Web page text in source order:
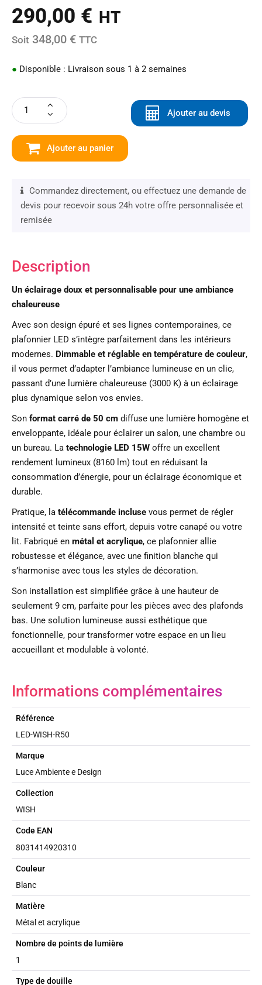
290,00 € HT
Soit 348,00 € TTC
● Disponible : Livraison sous 1 à 2 semaines
Ajouter au panier
Ajouter au devis
Commandez directement, ou effectuez une demande de
devis pour recevoir sous 24h votre offre personnalisée et
remisée
Description
Un éclairage doux et personnalisable pour une ambiance
chaleureuse
Avec son design épuré et ses lignes contemporaines, ce
plafonnier LED s’intègre parfaitement dans les intérieurs
modernes. Dimmable et réglable en température de couleur,
il vous permet d’adapter l’ambiance lumineuse en un clic,
passant d’une lumière chaleureuse (3000 K) à un éclairage
plus dynamique selon vos envies.
Son format carré de 50 cm diffuse une lumière homogène et
enveloppante, idéale pour éclairer un salon, une chambre ou
un bureau. La technologie LED 15W offre un excellent
rendement lumineux (8160 lm) tout en réduisant la
consommation d’énergie, pour un éclairage économique et
durable.
Pratique, la télécommande incluse vous permet de régler
intensité et teinte sans effort, depuis votre canapé ou votre
lit. Fabriqué en métal et acrylique, ce plafonnier allie
robustesse et élégance, avec une finition blanche qui
s’harmonise avec tous les styles de décoration.
Son installation est simplifiée grâce à une hauteur de
seulement 9 cm, parfaite pour les pièces avec des plafonds
bas. Une solution lumineuse aussi esthétique que
fonctionnelle, pour transformer votre espace en un lieu
accueillant et modulable à volonté.
Informations complémentaires
Référence
LED-WISH-R50
Marque
Luce Ambiente e Design
Collection
WISH
Code EAN
8031414920310
Couleur
Blanc
Matière
Métal et acrylique
Nombre de points de lumière
1
Type de douille